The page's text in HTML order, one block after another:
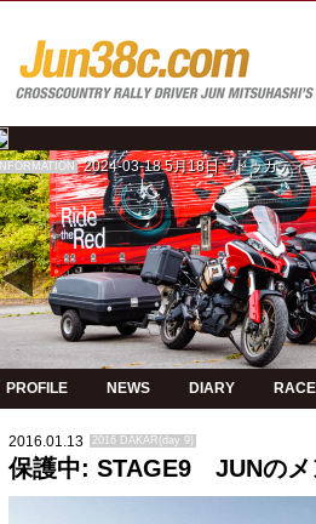
INFORMATION 2024-03-18 5月18日 ドゥカティ
PROFILE NEWS DIARY
2016.01.13 2016 DAKAR(day 9)
保護中: STAGE9 JUNの